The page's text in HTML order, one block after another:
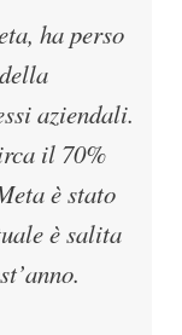
ha perso
aziendali.
il 70%
è stato
è salita